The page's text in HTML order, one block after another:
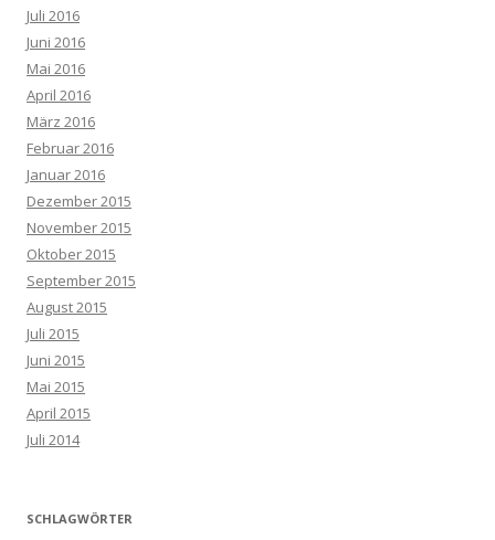
Juli 2016
Juni 2016
Mai 2016
April 2016
März 2016
Februar 2016
Januar 2016
Dezember 2015
November 2015
Oktober 2015
September 2015
August 2015
Juli 2015
Juni 2015
Mai 2015
April 2015
Juli 2014
SCHLAGWÖRTER